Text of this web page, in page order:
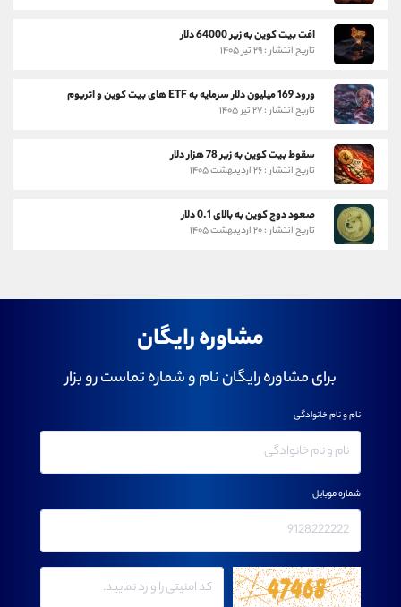
افت بیت کوین به زیر 64000 دلار
تاریخ انتشار : ۲۹ تیر ۱۴۰۵
ورود 169 میلیون دلار سرمایه به ETF های بیت کوین و اتریوم
تاریخ انتشار : ۲۷ تیر ۱۴۰۵
سقوط بیت کوین به زیر 78 هزار دلار
تاریخ انتشار : ۲۶ اردیبهشت ۱۴۰۵
صعود دوج کوین به بالای 0.1 دلار
تاریخ انتشار : ۲۰ اردیبهشت ۱۴۰۵
مشاوره رایگان
برای مشاوره رایگان نام و شماره تماست رو بزار
نام و نام خانوادگی
شماره موبایل